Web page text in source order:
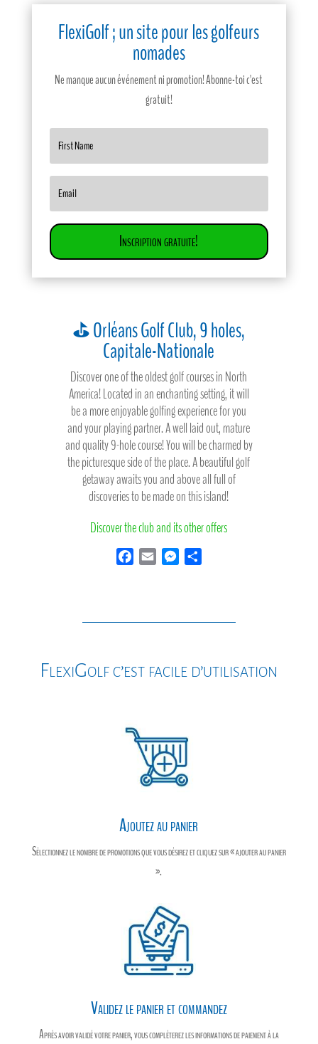
FlexiGolf ; un site pour les golfeurs
nomades
Ne manque aucun événement ni promotion! Abonne-toi c'est
gratuit!
Inscription gratuite!
⛳ Orléans Golf Club, 9 holes,
Capitale-Nationale
Discover one of the oldest golf courses in North
America! Located in an enchanting setting, it will
be a more enjoyable golfing experience for you
and your playing partner. A well laid out, mature
and quality 9-hole course! You will be charmed by
the picturesque side of the place. A beautiful golf
getaway awaits you and above all full of
discoveries to be made on this island!
Discover the club and its other offers
b
k
l
e
e
e
FlexiGolf c’est facile d’utilisation
Ajoutez au panier
Sélectionnez le nombre de promotions que vous désirez et cliquez sur « ajouter au panier
».
Validez le panier et commandez
Après avoir validé votre panier, vous compléterez les informations de paiement à la